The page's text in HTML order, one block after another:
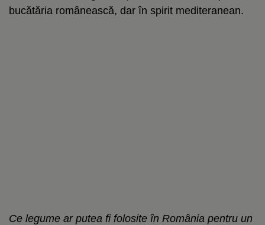
bucătăria românească, dar în spirit mediteranean.
Ce legume ar putea fi folosite în România pentru un